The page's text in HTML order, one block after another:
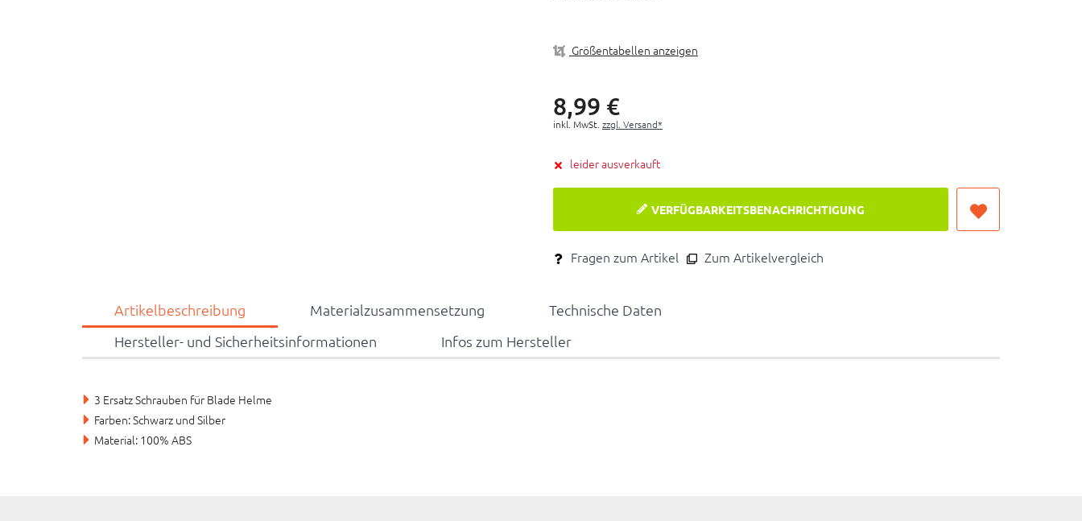
Größentabellen anzeigen
8,99 €
inkl. MwSt. zzgl. Versand*
leider ausverkauft
VERFÜGBARKEITSBENACHRICHTIGUNG
Fragen zum Artikel Zum Artikelvergleich
Artikelbeschreibung Materialzusammensetzung
Technische Daten
Hersteller- und Sicherheitsinformationen
Infos zum Hersteller
3 Ersatz Schrauben für Blade Helme
Farben: Schwarz und Silber
Material: 100% ABS